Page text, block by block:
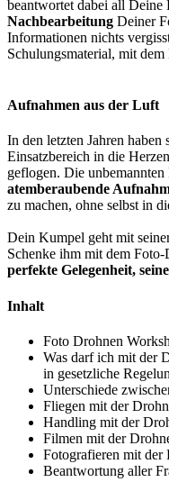
beantwortet dabei all Deine
Nachbearbeitung Deiner
Informationen nichts
Schulungsmaterial, mit
Aufnahmen aus der Luft
In den letzten Jahren
Einsatzbereich in die
geflogen. Die
atemberaubende
zu machen, ohne selbst in
Dein Kumpel geht mit
Schenke ihm mit dem
perfekte Gelegenheit,
Inhalt
Foto Drohnen
Was darf ich mit der
in gesetzliche
Unterschiede
Fliegen mit der
Handling mit der
Filmen mit der
Fotografieren mit der
Beantwortung aller